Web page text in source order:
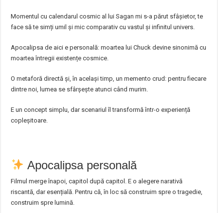
Momentul cu calendarul cosmic al lui Sagan mi s-a părut sfâșietor, te
face să te simți umil și mic comparativ cu vastul și infinitul univers.
Apocalipsa de aici e personală: moartea lui Chuck devine sinonimă cu
moartea întregii existențe cosmice.
O metaforă directă și, în același timp, un memento crud: pentru fiecare
dintre noi, lumea se sfârșește atunci când murim.
E un concept simplu, dar scenariul îl transformă într-o experiență
copleșitoare.
Apocalipsa personală
Filmul merge înapoi, capitol după capitol. E o alegere narativă
riscantă, dar esențială. Pentru că, în loc să construim spre o tragedie,
construim spre lumină.